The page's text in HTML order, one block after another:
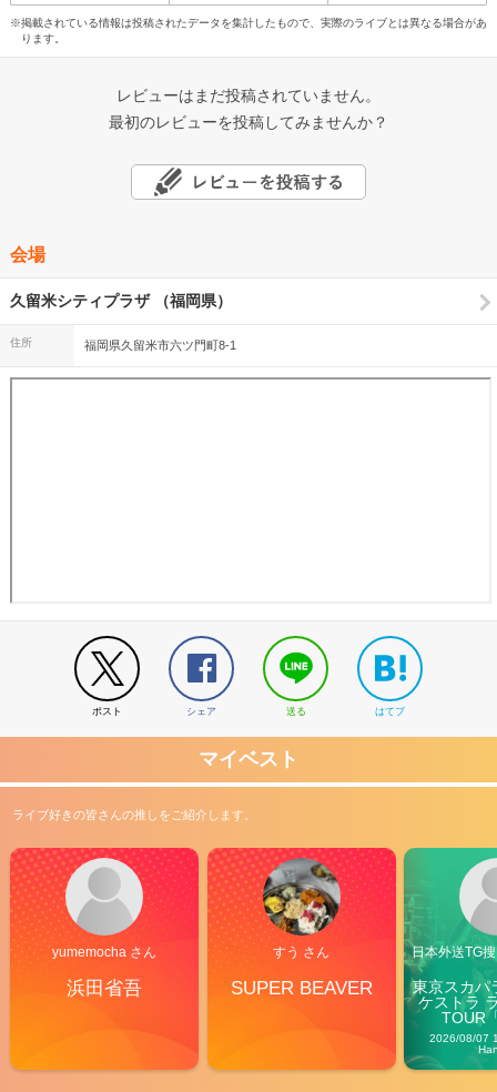
※掲載されている情報は投稿されたデータを集計したもので、実際のライブとは異なる場合があ
ります。
レビューはまだ投稿されていません。
最初のレビューを投稿してみませんか？
会場
久留米シティプラザ （福岡県）
住所 福岡県久留米市六ツ門町8-1
ポスト シェア 送る はてブ
マイベスト
ライブ好きの皆さんの推しをご紹介します。
yumemocha さん
浜田省吾
すう さん
SUPER BEAVER
日本外送TG
東京スカパ
ケストラ
TOUR
2026/08/07